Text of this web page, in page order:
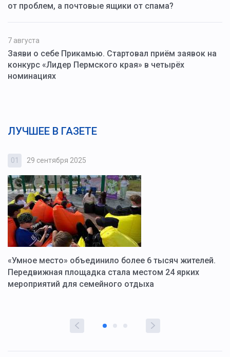
от проблем, а почтовые ящики от спама?
7 августа
Заяви о себе Прикамью. Стартовал приём заявок на
конкурс «Лидер Пермского края» в четырёх
номинациях
ЛУЧШЕЕ В ГАЗЕТЕ
01 29 сентября 2025
«Умное место» объединило более 6 тысяч жителей.
Передвижная площадка стала местом 24 ярких
мероприятий для семейного отдыха